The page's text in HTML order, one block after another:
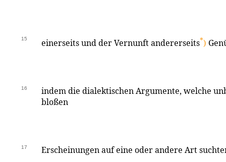
15 einerseits und der Vernunft andererseits*)
16
indem die dialektischen Argumente, welche
bloßen
17 Erscheinungen auf eine oder andere Art